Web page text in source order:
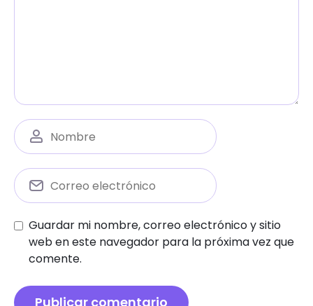
Guardar mi nombre, correo electrónico y sitio
web en este navegador para la próxima vez que
comente.